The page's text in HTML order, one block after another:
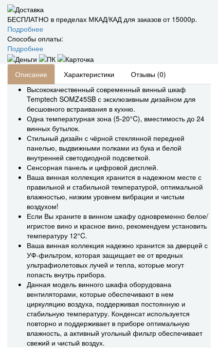
БЕСПЛАТНО в пределах МКАД/КАД для заказов от 15000р.
Подробнее
Способы оплаты:
Подробнее
Описание Характеристики
Отзывы (0)
Высококачественный современный винный шкаф
Temptech SOMZ45SB с эксклюзивным дизайном для
бесшовного встраивания в кухню.
Одна температурная зона (5-20°C), вместимость до 24
винных бутылок.
Стильный дизайн с чёрной стеклянной передней
панелью, выдвижными полками из бука и белой
внутренней светодиодной подсветкой.
Сенсорная панель и цифровой дисплей.
Ваша винная коллекция хранится в надежном месте с
правильной и стабильной температурой, оптимальной
влажностью, низким уровнем вибрации и чистым
воздухом!
Если Вы храните в винном шкафу одновременно белое/
игристое вино и красное вино, рекомендуем установить
температуру 12°C.
Ваша винная коллекция надежно хранится за дверцей с
УФ-фильтром, которая защищает ее от вредных
ультрафиолетовых лучей и тепла, которые могут
попасть внутрь прибора.
Данная модель винного шкафа оборудована
вентиляторами, которые обеспечивают в нем
циркуляцию воздуха, поддерживая постоянную и
стабильную температуру. Конденсат используется
повторно и поддерживает в приборе оптимальную
влажность, а активный угольный фильтр обеспечивает
свежий и чистый воздух.